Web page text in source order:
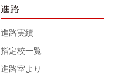
進路
進路実績
指定校一覧
進路室より